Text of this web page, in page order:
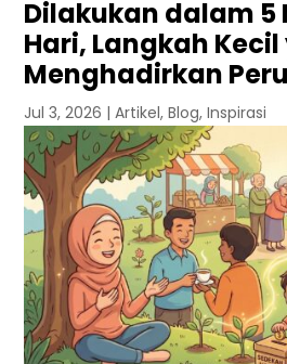
Dilakukan dalam 5
Hari, Langkah
Menghadirkan
Jul 3, 2026 |Artikel,Blog,Inspirasi